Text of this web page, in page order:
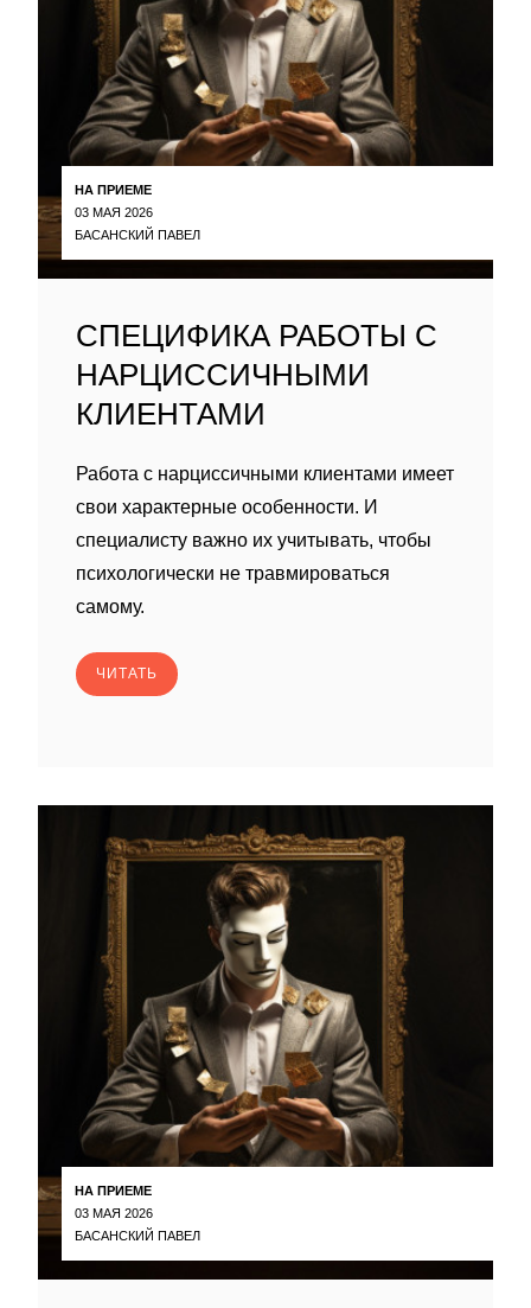
НА ПРИЕМЕ
03 МАЯ 2026
БАСАНСКИЙ ПАВЕЛ
СПЕЦИФИКА РАБОТЫ С
НАРЦИССИЧНЫМИ
КЛИЕНТАМИ
Работа с нарциссичными клиентами имеет
свои характерные особенности. И
специалисту важно их учитывать, чтобы
психологически не травмироваться
самому.
ЧИТАТЬ
НА ПРИЕМЕ
03 МАЯ 2026
БАСАНСКИЙ ПАВЕЛ